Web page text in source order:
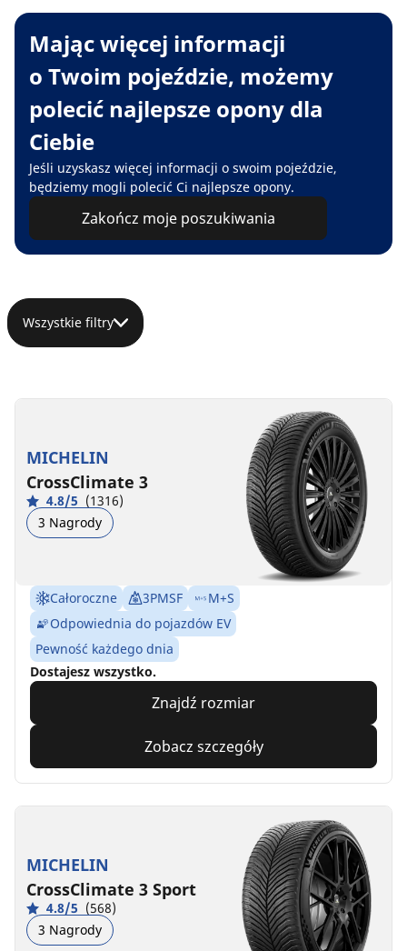
Mając więcej informacji
o Twoim pojeździe, możemy
polecić najlepsze opony dla
Ciebie
Jeśli uzyskasz więcej informacji o swoim pojeździe,
będziemy mogli polecić Ci najlepsze opony.
Zakończ moje poszukiwania
Wszystkie filtry
MICHELIN
CrossClimate 3
4.8/5 (1316)
3 Nagrody
Całoroczne 3PMSF
M+S
Odpowiednia do pojazdów EV
Pewność każdego dnia
Dostajesz wszystko.
Znajdź rozmiar
Zobacz szczegóły
MICHELIN
CrossClimate 3 Sport
4.8/5 (568)
3 Nagrody